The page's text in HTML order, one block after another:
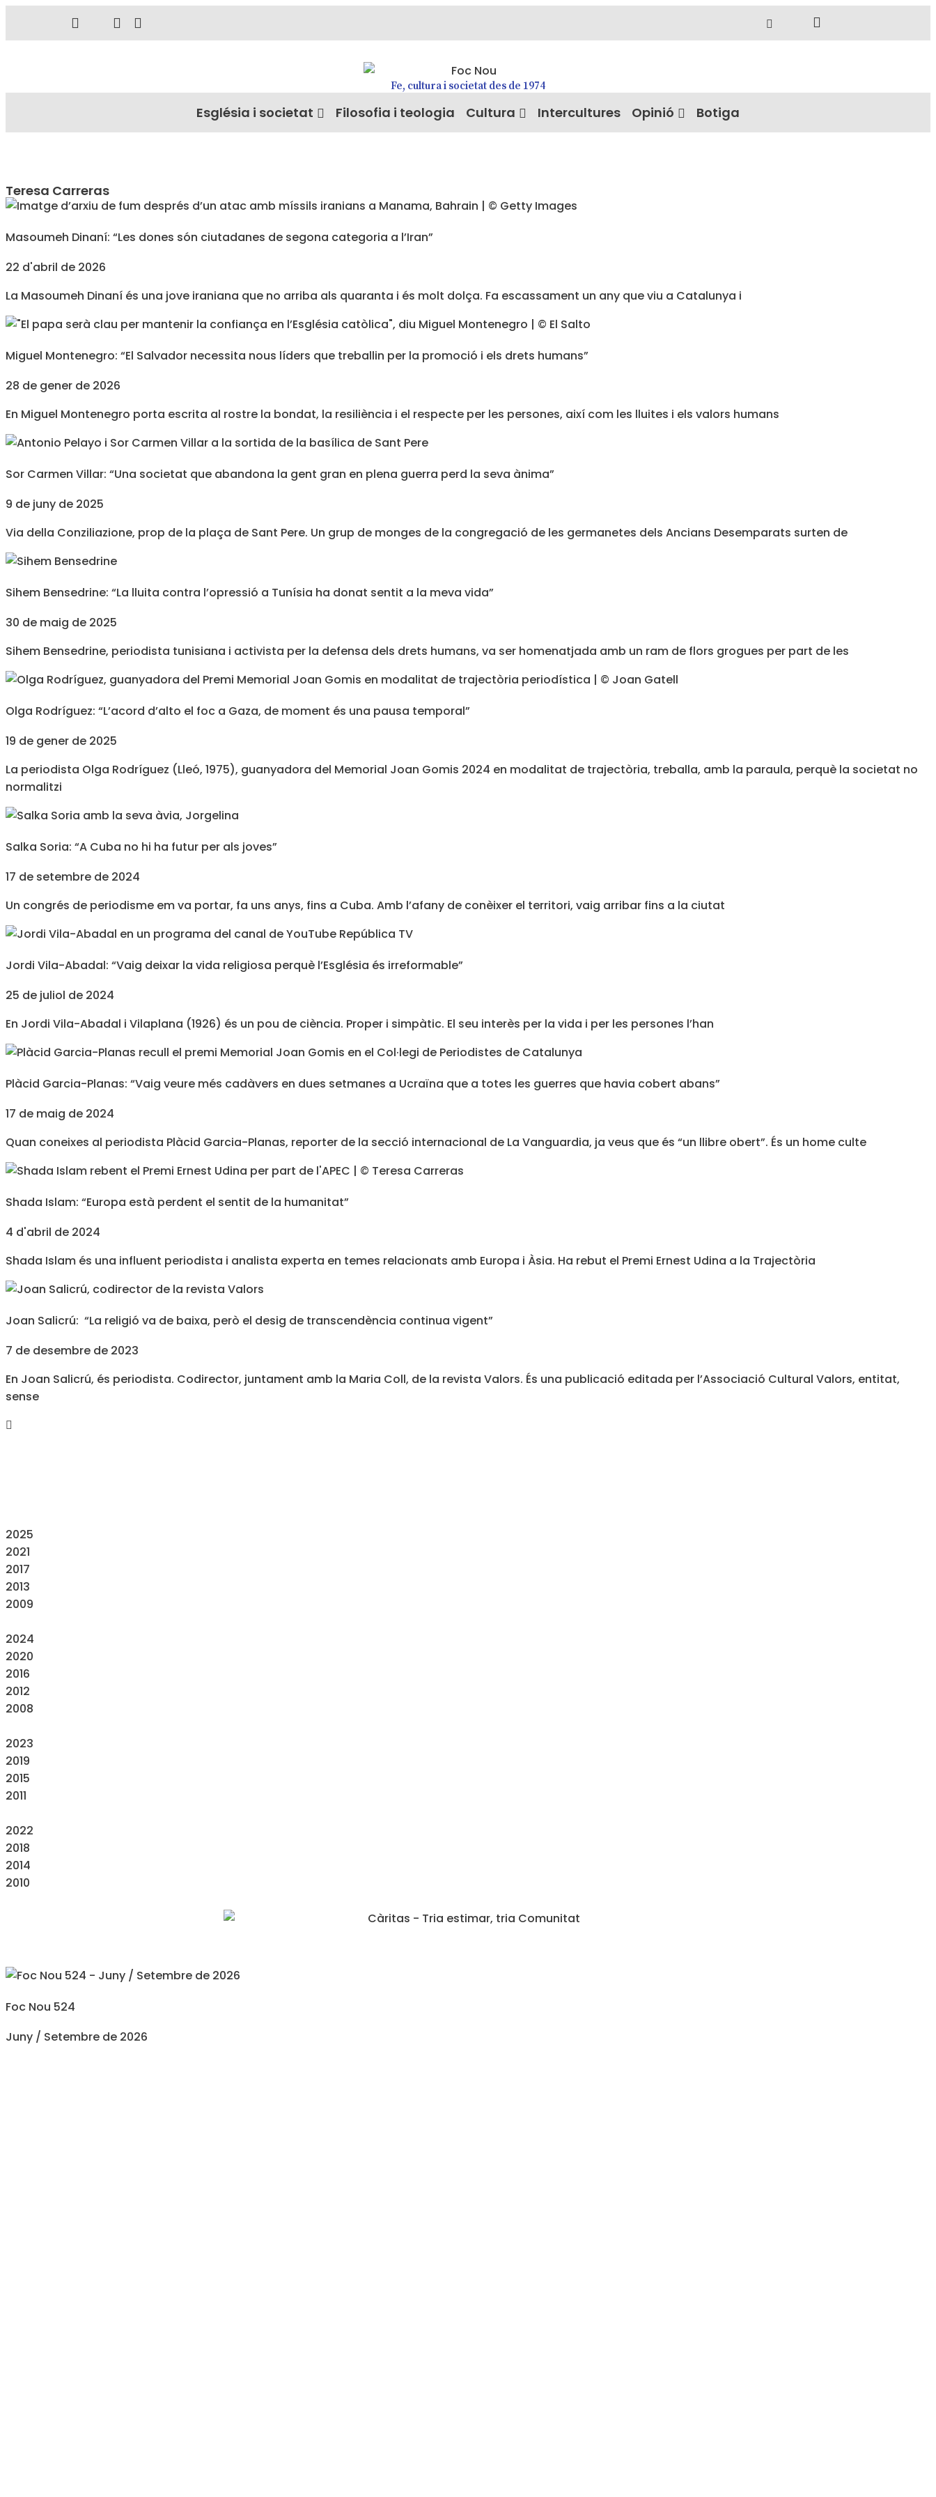
Fe, cultura i societat des de 1974
Església i societat Filosofia i teologia Cultura Intercultures Opinió Botiga
Teresa Carreras
Masoumeh Dinaní: “Les dones són ciutadanes de segona categoria a l’Iran”
22 d'abril de 2026
La Masoumeh Dinaní és una jove iraniana que no arriba als quaranta i és molt dolça. Fa escassament un any que viu a Catalunya i
Miguel Montenegro: “El Salvador necessita nous líders que treballin per la promoció i els drets humans”
28 de gener de 2026
En Miguel Montenegro porta escrita al rostre la bondat, la resiliència i el respecte per les persones, així com les lluites i els valors humans
Sor Carmen Villar: “Una societat que abandona la gent gran en plena guerra perd la seva ànima”
9 de juny de 2025
Via della Conziliazione, prop de la plaça de Sant Pere. Un grup de monges de la congregació de les germanetes dels Ancians Desemparats surten de
Sihem Bensedrine: “La lluita contra l’opressió a Tunísia ha donat sentit a la meva vida”
30 de maig de 2025
Sihem Bensedrine, periodista tunisiana i activista per la defensa dels drets humans, va ser homenatjada amb un ram de flors grogues per part de les
Olga Rodríguez: “L’acord d’alto el foc a Gaza, de moment és una pausa temporal”
19 de gener de 2025
La periodista Olga Rodríguez (Lleó, 1975), guanyadora del Memorial Joan Gomis 2024 en modalitat de trajectòria, treballa, amb la paraula, perquè la societat no
normalitzi
Salka Soria: “A Cuba no hi ha futur per als joves”
17 de setembre de 2024
Un congrés de periodisme em va portar, fa uns anys, fins a Cuba. Amb l’afany de conèixer el territori, vaig arribar fins a la ciutat
Jordi Vila-Abadal: “Vaig deixar la vida religiosa perquè l’Església és irreformable”
25 de juliol de 2024
En Jordi Vila-Abadal i Vilaplana (1926) és un pou de ciència. Proper i simpàtic. El seu interès per la vida i per les persones l’han
Plàcid Garcia-Planas: “Vaig veure més cadàvers en dues setmanes a Ucraïna que a totes les guerres que havia cobert abans”
17 de maig de 2024
Quan coneixes al periodista Plàcid Garcia-Planas, reporter de la secció internacional de La Vanguardia, ja veus que és “un llibre obert”. És un home culte
Shada Islam: “Europa està perdent el sentit de la humanitat”
4 d'abril de 2024
Shada Islam és una influent periodista i analista experta en temes relacionats amb Europa i Àsia. Ha rebut el Premi Ernest Udina a la Trajectòria
Joan Salicrú: “La religió va de baixa, però el desig de transcendència continua vigent”
7 de desembre de 2023
En Joan Salicrú, és periodista. Codirector, juntament amb la Maria Coll, de la revista Valors. És una publicació editada per l’Associació Cultural Valors, entitat,
sense
2025
2021
2017
2013
2009
2024
2020
2016
2012
2008
2023
2019
2015
2011
2022
2018
2014
2010
Foc Nou 524
Juny / Setembre de 2026